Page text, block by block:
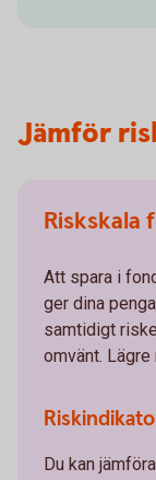
Jämför
Riskskala
Att spara i
ger dina
samtidigt
omvänt.
Du kan